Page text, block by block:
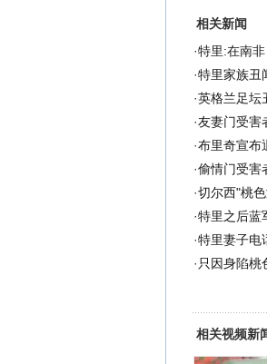
相关新闻
·特里:在南
·特里家族丑
·英格兰足坛
·友妻门受害
·布里奇宣布
·偷情门受害
·切尔西"桃
·特里之后蓝
·特里妻子电
· 只因身陷桃
相关视频新